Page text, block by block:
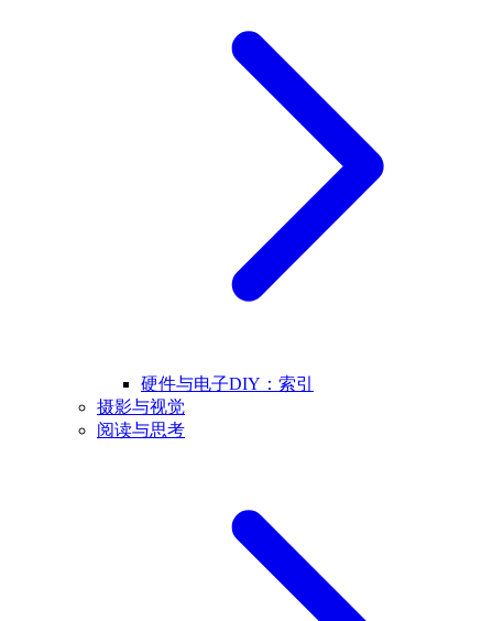
硬件与电子DIY：索引
摄影与视觉
阅读与思考